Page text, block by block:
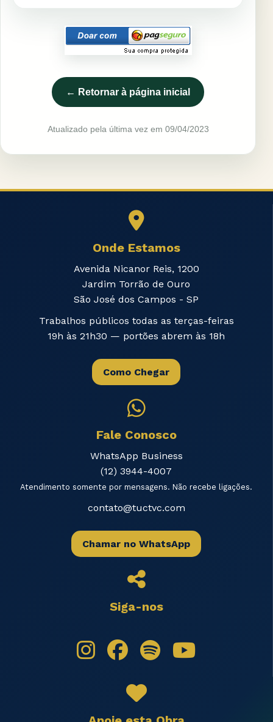
← Retornar à página inicial
Atualizado pela última vez em 09/04/2023
Onde Estamos
Avenida Nicanor Reis, 1200
Jardim Torrão de Ouro
São José dos Campos - SP
Trabalhos públicos todas as terças-feiras
19h às 21h30 — portões abrem às 18h
Como Chegar
Fale Conosco
WhatsApp Business
(12) 3944-4007
Atendimento somente por mensagens. Não recebe ligações.
contato@tuctvc.com
Chamar no WhatsApp
Siga-nos